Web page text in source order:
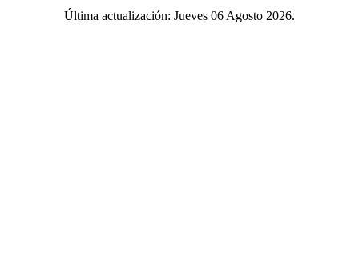
Última actualización: Jueves 06 Agosto 2026.